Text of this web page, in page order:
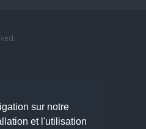
sur notre
et l'utilisation